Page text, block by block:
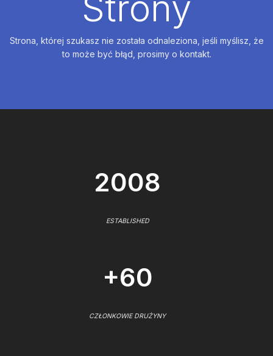
Strona, której szukasz nie została odnaleziona, jeśli myślisz, że
to może być błąd, prosimy o kontakt.
2008
ESTABLISHED
+60
CZŁONKOWIE DRUŻYNY